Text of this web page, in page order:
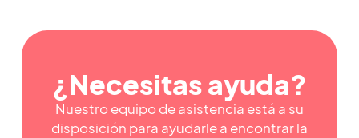
¿Necesitas ayuda?
Nuestro equipo de asistencia está a su
disposición para ayudarle a encontrar la